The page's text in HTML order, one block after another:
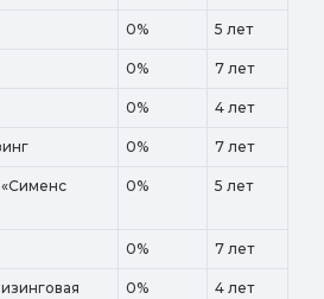
0% 5 лет
0% 7 лет
0% 4 лет
0% 7 лет
0% 5 лет
0% 7 лет
0% 4 лет